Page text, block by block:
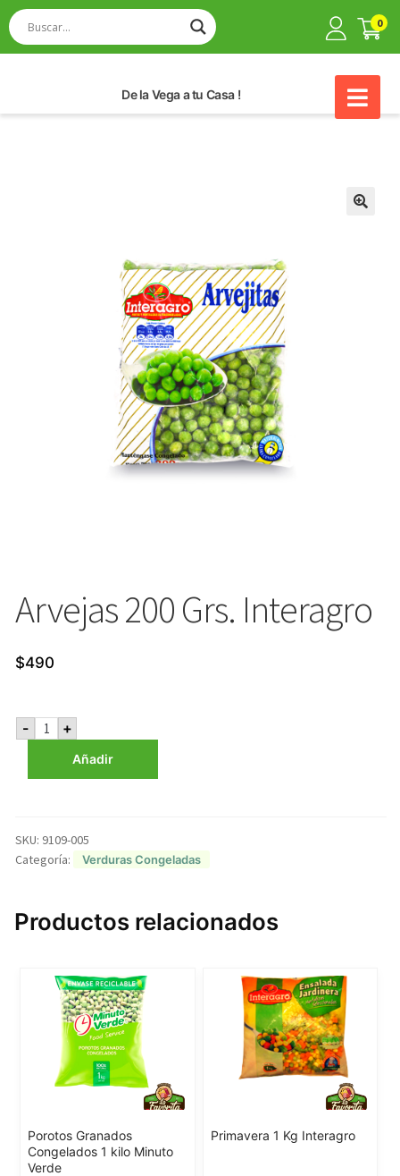
0
De la Vega a tu Casa !
Arvejas 200 Grs. Interagro
$490
- Arvejas
200
Interagro
cantidad
+
Añadir
SKU: 9109-005
Categoría:
Verduras Congeladas
Productos relacionados
Porotos Granados
Congelados 1 kilo Minuto
Verde
Primavera 1 Kg Interagro